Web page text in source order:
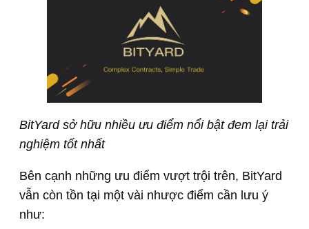
BitYard sở hữu nhiều ưu điểm nổi bật đem lại trải
nghiệm tốt nhất
Bên cạnh những ưu điểm vượt trội trên, BitYard
vẫn còn tồn tại một vài nhược điểm cần lưu ý
như: